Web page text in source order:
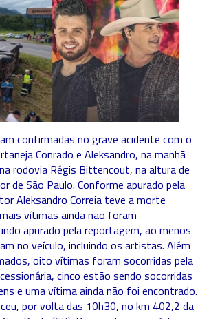
confirmadas no grave acidente com o
Conrado e Aleksandro, na manhã
rodovia Régis Bittencout, na altura de
de São Paulo. Conforme apurado pela
Aleksandro Correia teve a morte
vítimas ainda não foram
apurado pela reportagem, ao menos
no veículo, incluindo os artistas. Além
oito vítimas foram socorridas pela
cinco estão sendo socorridas
e uma vítima ainda não foi encontrado.
por volta das 10h30, no km 402,2 da